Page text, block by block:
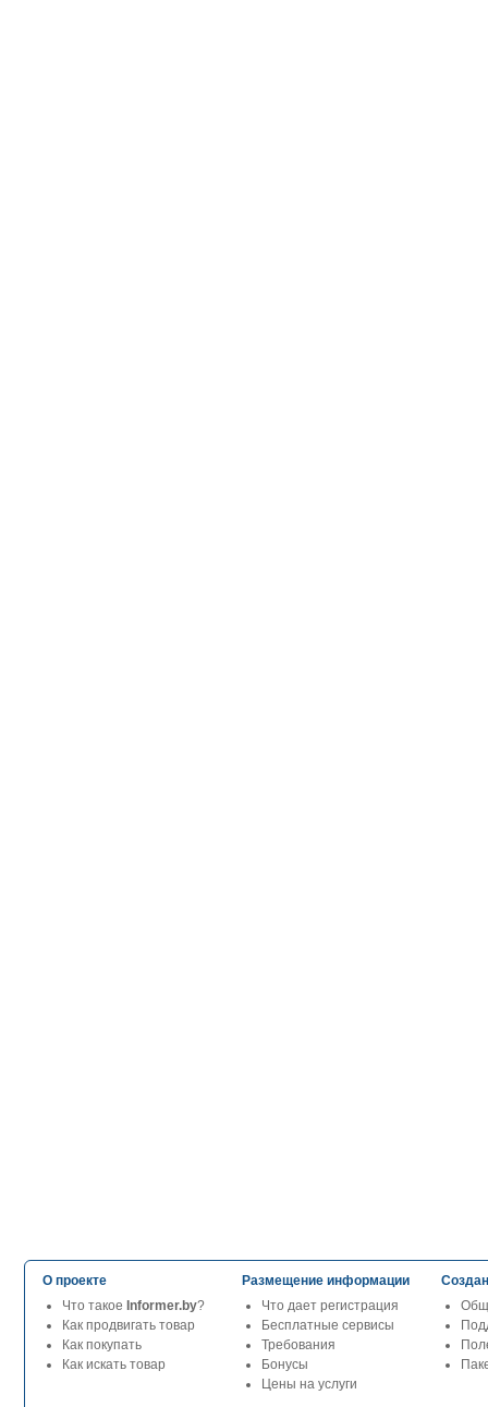
О проекте
Что такое Informer.by?
Как продвигать товар
Как покупать
Как искать товар
Размещение информации
Что дает регистрация
Бесплатные сервисы
Требования
Бонусы
Цены на услуги